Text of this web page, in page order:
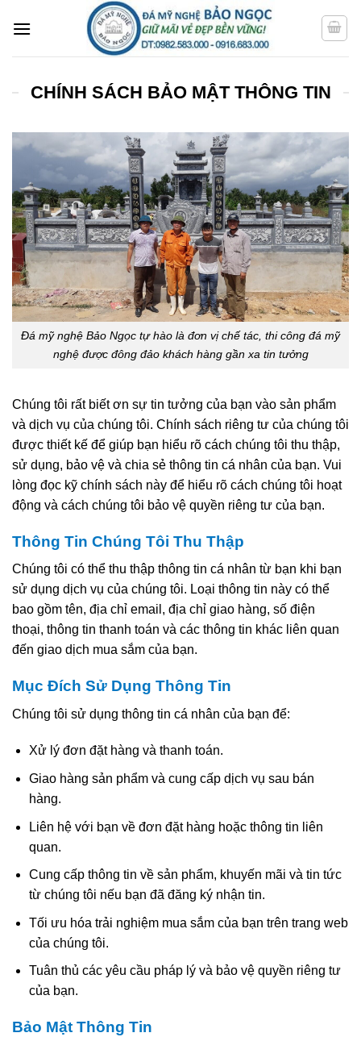
qua
CHÍNH SÁCH BẢO MẬT THÔNG TIN
Đá mỹ nghệ Bảo Ngọc tự hào là đơn vị chế tác, thi công đá mỹ
nghệ được đông đảo khách hàng gần xa tin tưởng
Chúng tôi rất biết ơn sự tin tưởng của bạn vào sản phẩm
và dịch vụ của chúng tôi. Chính sách riêng tư của chúng tôi
được thiết kế để giúp bạn hiểu rõ cách chúng tôi thu thập,
sử dụng, bảo vệ và chia sẻ thông tin cá nhân của bạn. Vui
lòng đọc kỹ chính sách này để hiểu rõ cách chúng tôi hoạt
động và cách chúng tôi bảo vệ quyền riêng tư của bạn.
Thông Tin Chúng Tôi Thu Thập
Chúng tôi có thể thu thập thông tin cá nhân từ bạn khi bạn
sử dụng dịch vụ của chúng tôi. Loại thông tin này có thể
bao gồm tên, địa chỉ email, địa chỉ giao hàng, số điện
thoại, thông tin thanh toán và các thông tin khác liên quan
đến giao dịch mua sắm của bạn.
Mục Đích Sử Dụng Thông Tin
Chúng tôi sử dụng thông tin cá nhân của bạn để:
Xử lý đơn đặt hàng và thanh toán.
Giao hàng sản phẩm và cung cấp dịch vụ sau bán
hàng.
Liên hệ với bạn về đơn đặt hàng hoặc thông tin liên
quan.
Cung cấp thông tin về sản phẩm, khuyến mãi và tin tức
từ chúng tôi nếu bạn đã đăng ký nhận tin.
Tối ưu hóa trải nghiệm mua sắm của bạn trên trang web
của chúng tôi.
Tuân thủ các yêu cầu pháp lý và bảo vệ quyền riêng tư
của bạn.
Bảo Mật Thông Tin